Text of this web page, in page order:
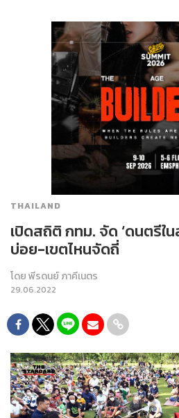
THAILAND
เปิดสถิติ กทม. จัด ‘ดนตรีใ
บ่อย-เขตไหนจัดถี่
โดยพีรดนย์ ภาคีเนตร
29.06.2022